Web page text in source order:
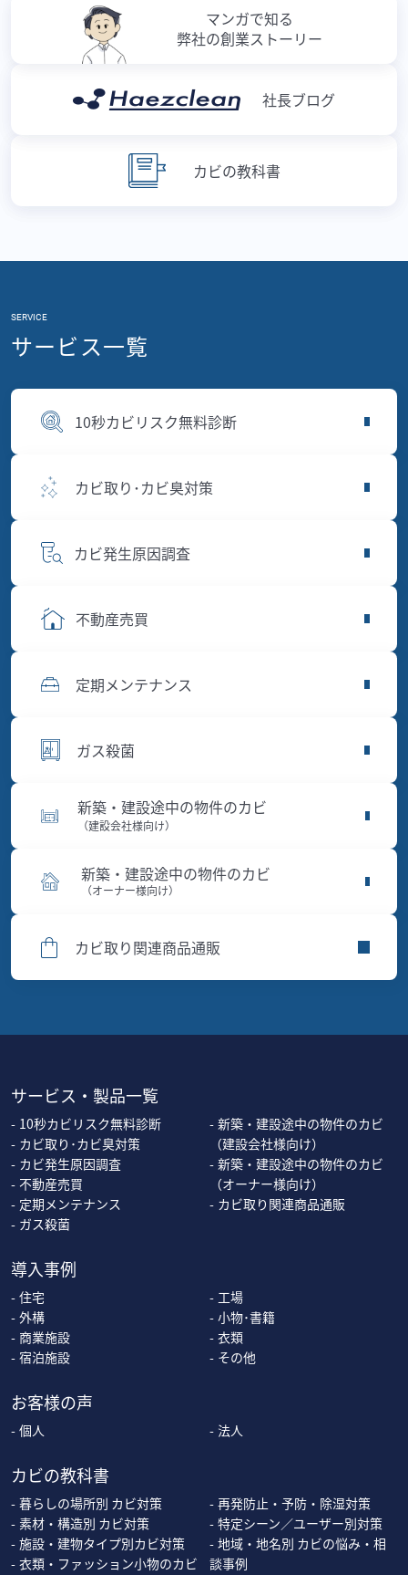
カビの教科書
社長ブログ
マンガで知る
弊社の創業ストーリー
SERVICE
サービス一覧
10秒カビリスク無料診断
カビ取り･カビ臭対策
カビ発生原因調査
不動産売買
定期メンテナンス
ガス殺菌
新築・建設途中の物件のカビ
（建設会社様向け）
新築・建設途中の物件のカビ
（オーナー様向け）
カビ取り関連商品通販
サービス・製品一覧
10秒カビリスク無料診断
カビ取り･カビ臭対策
カビ発生原因調査
不動産売買
定期メンテナンス
ガス殺菌
新築・建設途中の物件のカビ
（建設会社様向け）
新築・建設途中の物件のカビ
（オーナー様向け）
カビ取り関連商品通販
お客様の声
個人 法人
導入事例
住宅
外構
商業施設
宿泊施設
工場
小物･書籍
衣類
その他
カビの教科書
暮らしの場所別 カビ対策
素材・構造別 カビ対策
施設・建物タイプ別カビ対策
衣類・ファッション小物のカビ
再発防止・予防・除湿対策
特定シーン／ユーザー別対策
地域・地名別 カビの悩み・相
談事例